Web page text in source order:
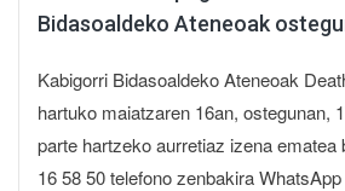
Bidasoaldeko Ateneoak
Kabigorri Bidasoaldeko Ateneoak
hartuko maiatzaren 16an, ostegunan,
parte hartzeko aurretiaz izena ematea
16 58 50 telefono zenbakira